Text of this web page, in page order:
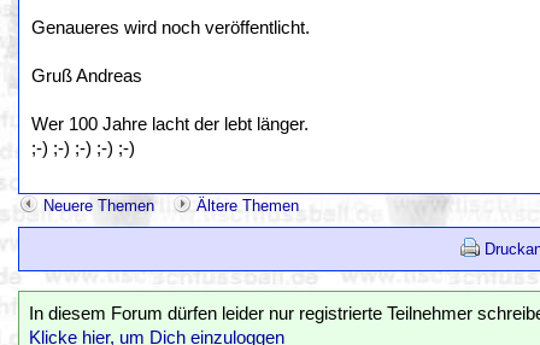
Genaueres wird noch veröffentlicht.
Gruß Andreas
Wer 100 Jahre lacht der lebt länger.
;-) ;-) ;-) ;-) ;-)
Neuere Themen Ältere Themen
In diesem Forum dürfen leider nur registrierte Teilnehmer
Klicke hier, um Dich einzuloggen